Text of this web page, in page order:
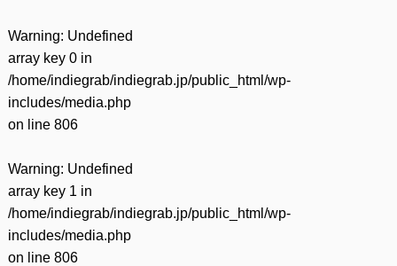
Warning: Undefined
array key 0 in
/home/indiegrab/indiegrab.jp/public_html/wp-
includes/media.php
on line 806
Warning: Undefined
array key 1 in
/home/indiegrab/indiegrab.jp/public_html/wp-
includes/media.php
on line 806